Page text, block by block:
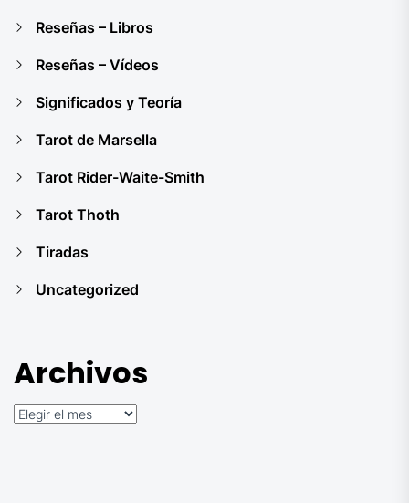
Reseñas – Libros
Reseñas – Vídeos
Significados y Teoría
Tarot de Marsella
Tarot Rider-Waite-Smith
Tarot Thoth
Tiradas
Uncategorized
Archivos
Archivos